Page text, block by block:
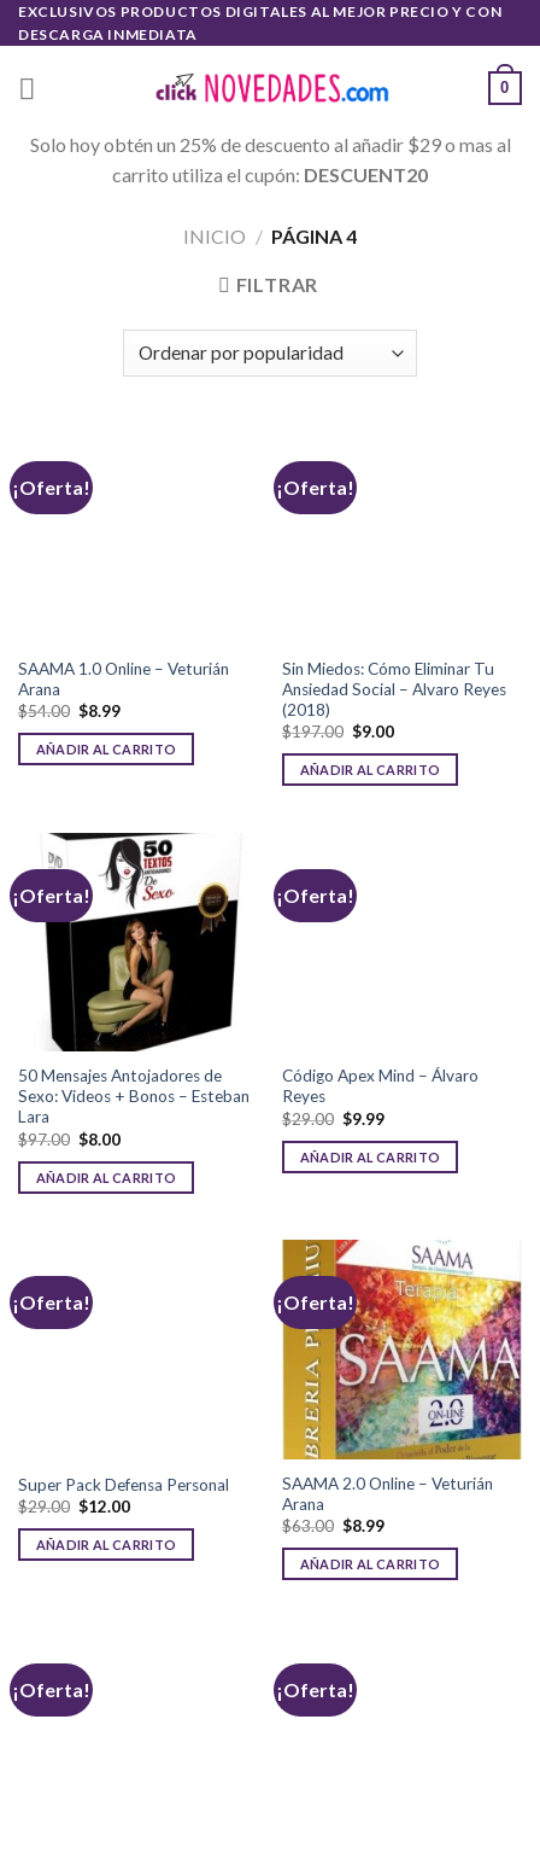
Skip
to
content
EXCLUSIVOS PRODUCTOS DIGITALES AL MEJOR PRECIO Y CON
DESCARGA INMEDIATA
0
Solo hoy obtén un 25% de descuento al añadir $29 o mas al
carrito utiliza el cupón: DESCUENT20
INICIO / PÁGINA 4
FILTRAR
¡Oferta!
SAAMA 1.0 Online – Veturián
Arana
$54.00 $8.99
AÑADIR AL CARRITO
¡Oferta!
Sin Miedos: Cómo Eliminar Tu
Ansiedad Social – Alvaro Reyes
(2018)
$197.00 $9.00
AÑADIR AL CARRITO
¡Oferta!
50 Mensajes Antojadores de
Sexo: Videos + Bonos – Esteban
Lara
$97.00 $8.00
AÑADIR AL CARRITO
¡Oferta!
Código Apex Mind – Álvaro
Reyes
$29.00 $9.99
AÑADIR AL CARRITO
¡Oferta!
Super Pack Defensa Personal
$29.00 $12.00
AÑADIR AL CARRITO
¡Oferta!
SAAMA 2.0 Online – Veturián
Arana
$63.00 $8.99
AÑADIR AL CARRITO
¡Oferta! ¡Oferta!